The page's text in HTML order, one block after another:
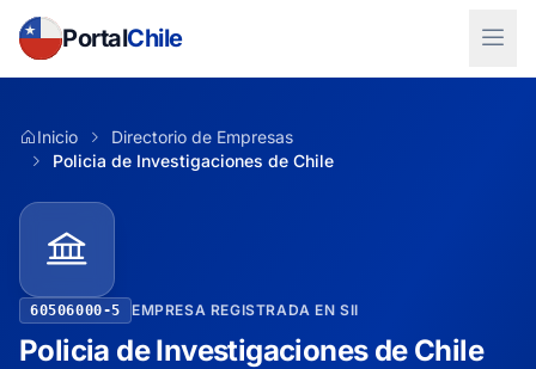
PortalChile
Inicio
Directorio de Empresas
Policia de Investigaciones de Chile
60506000-5 EMPRESA REGISTRADA EN SII
Policia de Investigaciones de Chile